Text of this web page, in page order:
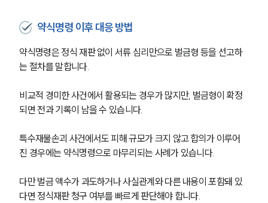
약식명령 이후 대응 방법
약식명령은 정식 재판 없이 서류 심리만으로 벌금형 등을 선고하
는 절차를 말합니다.
비교적 경미한 사건에서 활용되는 경우가 많지만, 벌금형이 확정
되면 전과 기록이 남을 수 있습니다.
특수재물손괴 사건에서도 피해 규모가 크지 않고 합의가 이루어
진 경우에는 약식명령으로 마무리되는 사례가 있습니다.
다만 벌금 액수가 과도하거나 사실관계와 다른 내용이 포함돼 있
다면 정식재판 청구 여부를 빠르게 판단해야 합니다.